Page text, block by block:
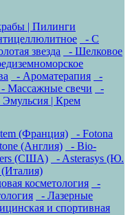
| Пилинги
- С
звезда
- Шелковое
- Ароматерапия
-
- Массажные свечи
-
Эмульсия | Крем
(Франция)
- Fotona
(Англия)
- Bio-
(США)
- Asterasys (Ю.
(Италия)
косметология
-
- Лазерные
и спортивная